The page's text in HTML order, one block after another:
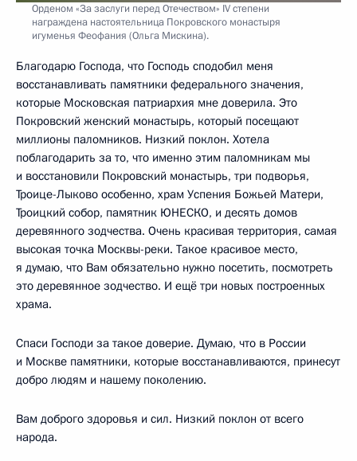
Орденом «За заслуги перед Отечеством» IV степени
награждена настоятельница Покровского монастыря
игуменья Феофания (Ольга Мискина).
Благодарю Господа, что Господь сподобил меня
восстанавливать памятники федерального значения,
которые Московская патриархия мне доверила. Это
Покровский женский монастырь, который посещают
миллионы паломников. Низкий поклон. Хотела
поблагодарить за то, что именно этим паломникам мы
и восстановили Покровский монастырь, три подворья,
Троице-Лыково особенно, храм Успения Божьей Матери,
Троицкий собор, памятник ЮНЕСКО, и десять домов
деревянного зодчества. Очень красивая территория, самая
высокая точка Москвы-реки. Такое красивое место,
я думаю, что Вам обязательно нужно посетить, посмотреть
это деревянное зодчество. И ещё три новых построенных
храма.
Спаси Господи за такое доверие. Думаю, что в России
и Москве памятники, которые восстанавливаются, принесут
добро людям и нашему поколению.
Вам доброго здоровья и сил. Низкий поклон от всего
народа.